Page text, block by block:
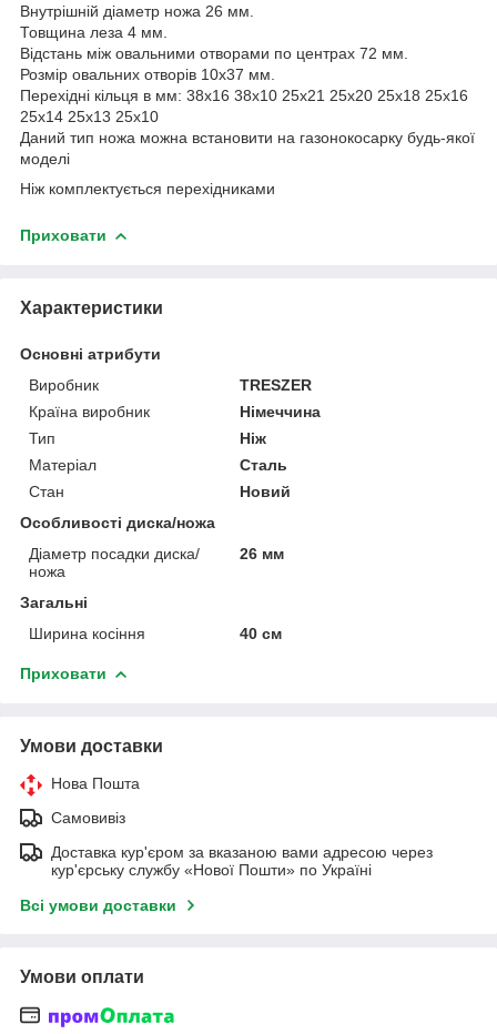
Внутрішній діаметр ножа 26 мм.
Товщина леза 4 мм.
Відстань між овальними отворами по центрах 72 мм.
Розмір овальних отворів 10х37 мм.
Перехідні кільця в мм: 38х16 38х10 25х21 25х20 25х18 25х16
25х14 25х13 25х10
Даний тип ножа можна встановити на газонокосарку будь-якої
моделі
Ніж комплектується перехідниками
Приховати
Характеристики
Основні атрибути
Виробник
TRESZER
Країна виробник
Німеччина
Тип
Ніж
Матеріал
Сталь
Стан
Новий
Особливості диска/ножа
Діаметр посадки диска/
ножа
26 мм
Загальні
Ширина косіння
40 см
Приховати
Умови доставки
Нова Пошта
Самовивіз
Доставка кур'єром за вказаною вами адресою через
кур'єрську службу «Нової Пошти» по Україні
Всі умови доставки
Умови оплати